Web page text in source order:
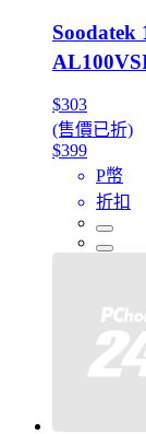
$303
(售價已折)
$399
P幣
折扣